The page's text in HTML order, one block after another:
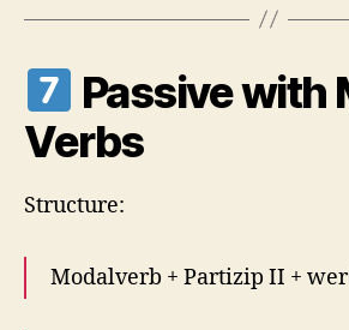
Passive with
Verbs
Structure:
Modalverb + Partizip II +